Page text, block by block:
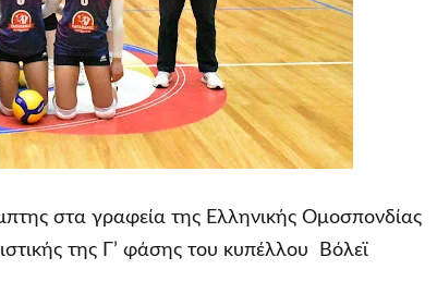
στα γραφεία της Ελληνικής Ομοσπονδίας
της Γ’ φάσης του κυπέλλου Βόλεϊ